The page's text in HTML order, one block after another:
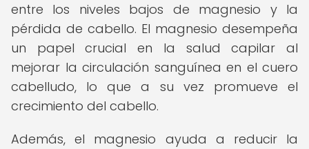
entre los niveles bajos de magnesio y la
pérdida de cabello. El magnesio desempeña
un papel crucial en la salud capilar al
mejorar la circulación sanguínea en el cuero
cabelludo, lo que a su vez promueve el
crecimiento del cabello.
Además, el magnesio ayuda a reducir la